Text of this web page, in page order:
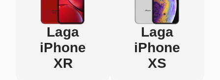
Laga
iPhone
XR
Laga
iPhone
XS